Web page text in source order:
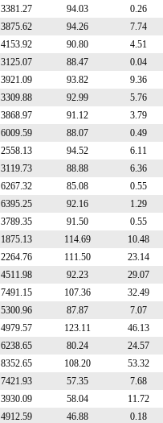
3381.27 94.03 0.26
3875.62 94.26 7.74
4153.92 90.80 4.51
3125.07 88.47 0.04
3921.09 93.82 9.36
3309.88 92.99 5.76
3868.97 91.12 3.79
6009.59 88.07 0.49
2558.13 94.52 6.11
3119.73 88.88 6.36
6267.32 85.08 0.55
6395.25 92.16 1.29
3789.35 91.50 0.55
1875.13 114.69 10.48
2264.76 111.50 23.14
4511.98 92.23 29.07
7491.15 107.36 32.49
5300.96 87.87 7.07
4979.57 123.11 46.13
6238.65 80.24 24.57
8352.65 108.20 53.32
7421.93 57.35 7.68
3930.09 58.04 11.72
4912.59 46.88 0.18